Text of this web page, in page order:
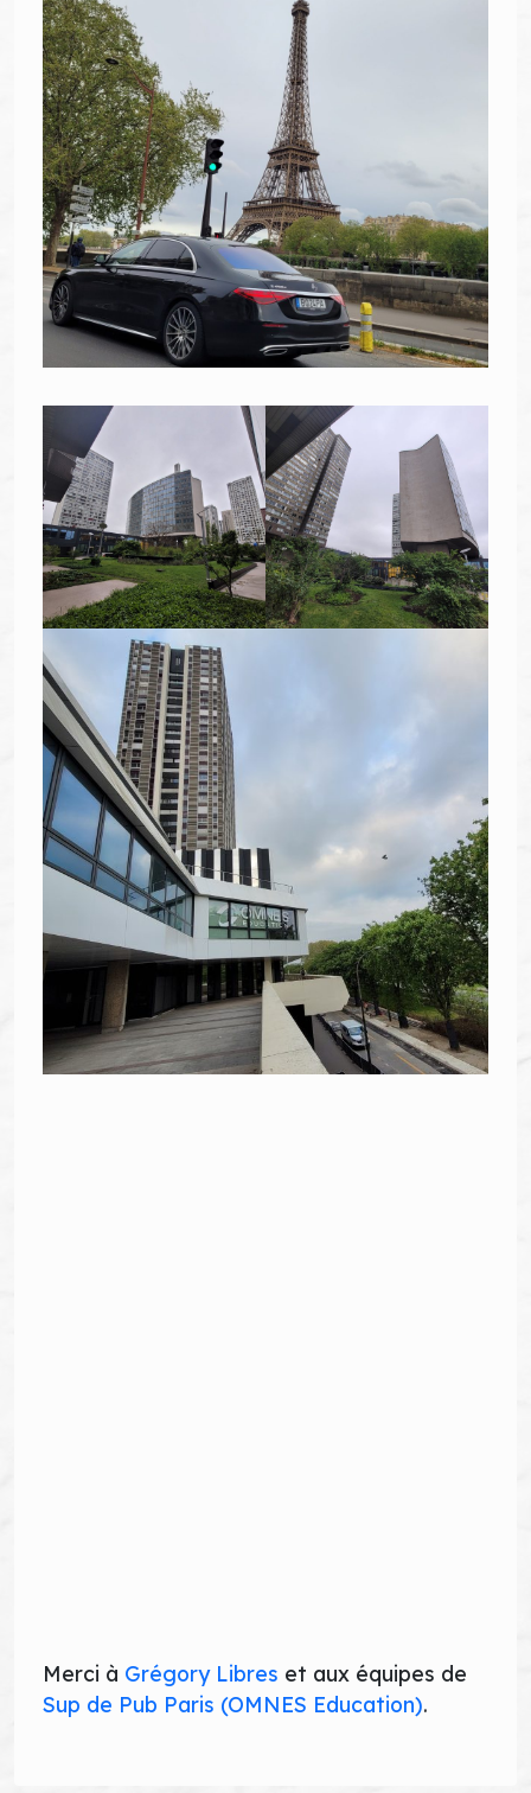
Merci à Grégory Libres et aux équipes de
Sup de Pub Paris (OMNES Education).